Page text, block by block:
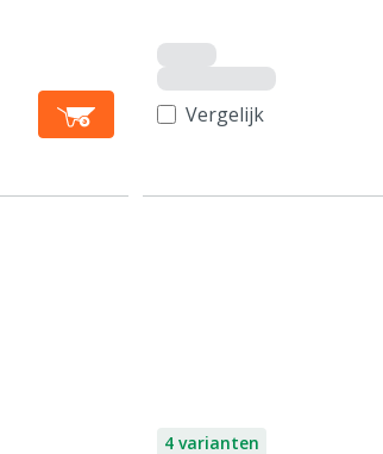
Vergelijk
4 varianten